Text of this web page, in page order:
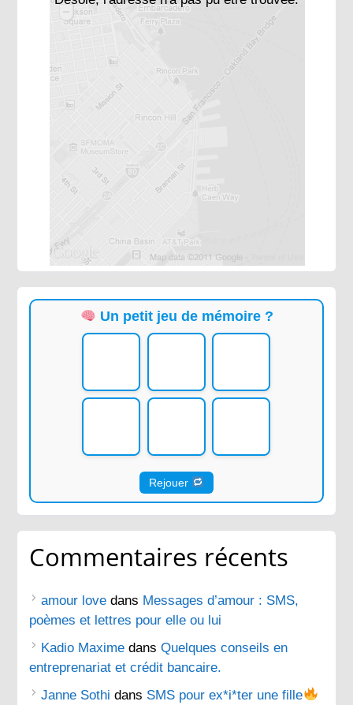
Un petit jeu de mémoire ?
Rejouer
Commentaires récents
amour love dans Messages d’amour : SMS,
poèmes et lettres pour elle ou lui
Kadio Maxime dansQuelques conseils en
entreprenariat et crédit bancaire.
Janne Sothi dans SMS pour ex*i*ter une fille